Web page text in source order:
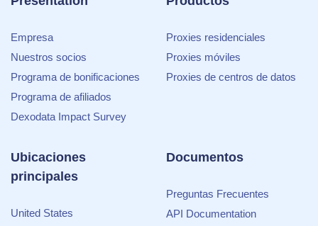
Empresa
Nuestros socios
Programa de bonificaciones
Programa de afiliados
Dexodata Impact Survey
Proxies residenciales
Proxies móviles
Proxies de centros de datos
Ubicaciones
principales
United States
Documentos
Preguntas Frecuentes
API Documentation